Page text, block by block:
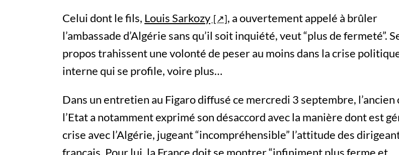
Celui dont le fils, Louis Sarkozy
, a ouvertement appelé à brûler
l’ambassade d’Algérie sans qu’il soit inquiété, veut “plus de fermeté”.
propos trahissent une volonté de peser au moins dans la crise
interne qui se profile, voire plus…
Dans un entretien au Figaro diffusé ce mercredi 3 septembre, l’ancien
l’Etat a notamment exprimé son désaccord avec la manière dont est
crise avec l’Algérie, jugeant “incompréhensible” l’attitude des